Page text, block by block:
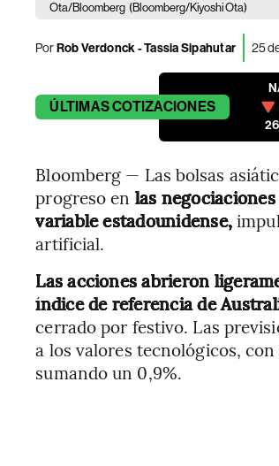
Ota/Bloomberg (Bloomberg/Kiyoshi Ota)
PorRob Verdonck - Tassia Sipahutar 25
ÚLTIMASCOTIZACIONES
Bloomberg — Las bolsas
progreso en las
variable estadounidense,
artificial.
Las acciones abrieron
índice de referencia de
cerrado por festivo. Las
a los valores tecnológicos, con
sumando un 0,9%.